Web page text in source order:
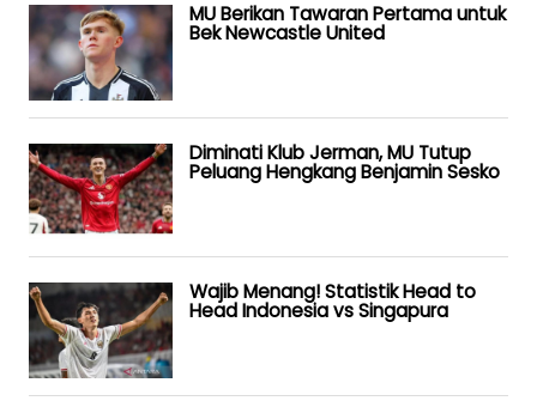
MU Berikan Tawaran Pertama untuk
Bek Newcastle United
Diminati Klub Jerman, MU Tutup
Peluang Hengkang Benjamin Sesko
Wajib Menang! Statistik Head to
Head Indonesia vs Singapura